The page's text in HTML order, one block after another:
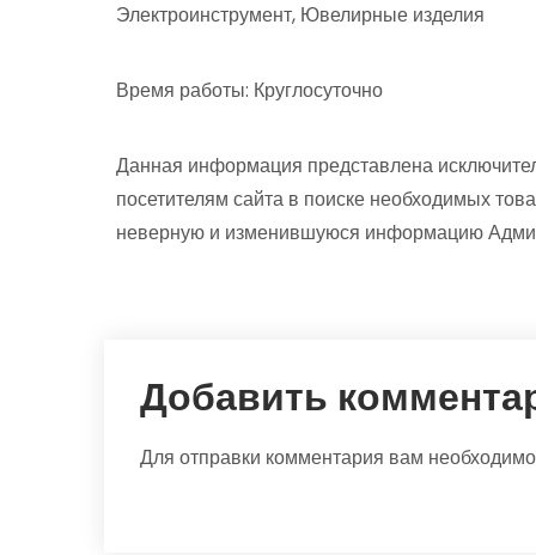
Электроинструмент, Ювелирные изделия
Время работы: Круглосуточно
Данная информация представлена
посетителям сайта в поиске необходимых
неверную и изменившуюся информацию
Добавить
Для отправки комментария вам